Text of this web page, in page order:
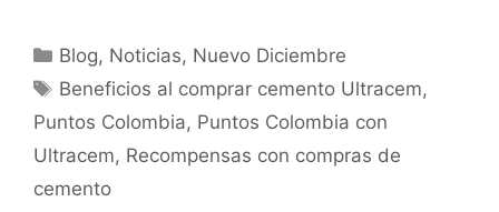
Blog, Noticias, Nuevo Diciembre
Beneficios al comprar cemento Ultracem,
Puntos Colombia, Puntos Colombia con
Ultracem, Recompensas con compras de
cemento